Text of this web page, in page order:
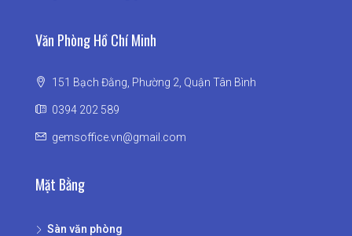
Văn Phòng Hồ Chí Minh
151 Bạch Đằng, Phường 2, Quận Tân Bình
0394 202 589
gemsoffice.vn@gmail.com
Mặt Bằng
Sàn văn phòng